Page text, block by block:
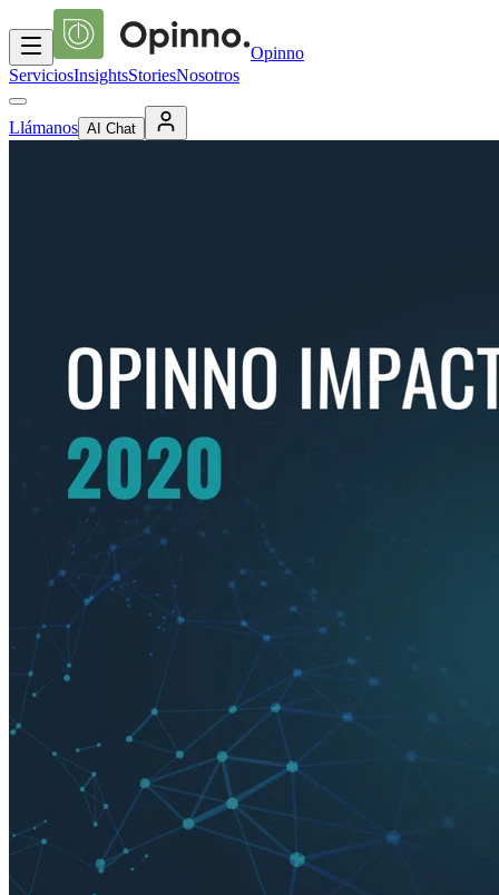
Opinno
ServiciosInsightsStoriesNosotros
Llámanos AI Chat